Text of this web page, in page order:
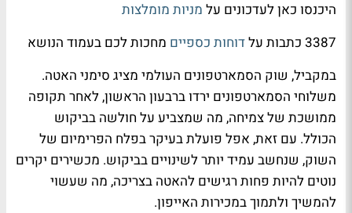
היכנסו כאן לעדכונים על מניות מומלצות
3387 כתבות על
דוחות כספיים מחכות לכם בעמוד הנושא
במקביל, שוק הסמארטפונים העולמי מציג סימני האטה.
משלוחי הסמארטפונים ירדו ברבעון הראשון, לאחר תקופה
ממושכת של צמיחה, מה שמצביע על חולשה בביקוש
הכולל. עם זאת, אפל פועלת בעיקר בפלח הפרימיום של
השוק, שנחשב עמיד יותר לשינויים בביקוש. מכשירים יקרים
נוטים להיות פחות רגישים להאטה בצריכה, מה שעשוי
להמשיך ולתמוך במכירות האייפון.